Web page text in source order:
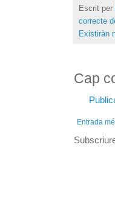
Escrit per
correcte
Existiràn
Cap
Entrada